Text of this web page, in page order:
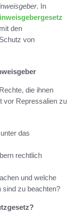
. In
den
von
die ihnen
vor Repressalien zu
das
rechtlich
und welche
sind zu beachten?